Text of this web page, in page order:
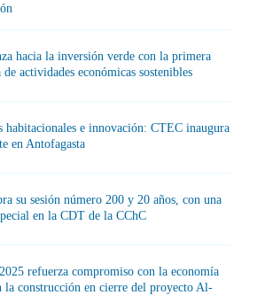
hacia la inversión verde con la primera
actividades económicas sostenibles
habitacionales e innovación: CTEC inaugura
en Antofagasta
su sesión número 200 y 20 años, con una
en la CDT de la CChC
refuerza compromiso con la economía
la construcción en cierre del proyecto Al-